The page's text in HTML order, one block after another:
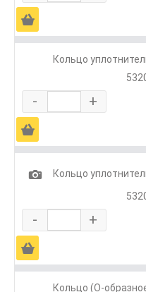
Ä
Кольцо
- +
Ä
1
Кольцо
- +
Ä
Кольцо (О-